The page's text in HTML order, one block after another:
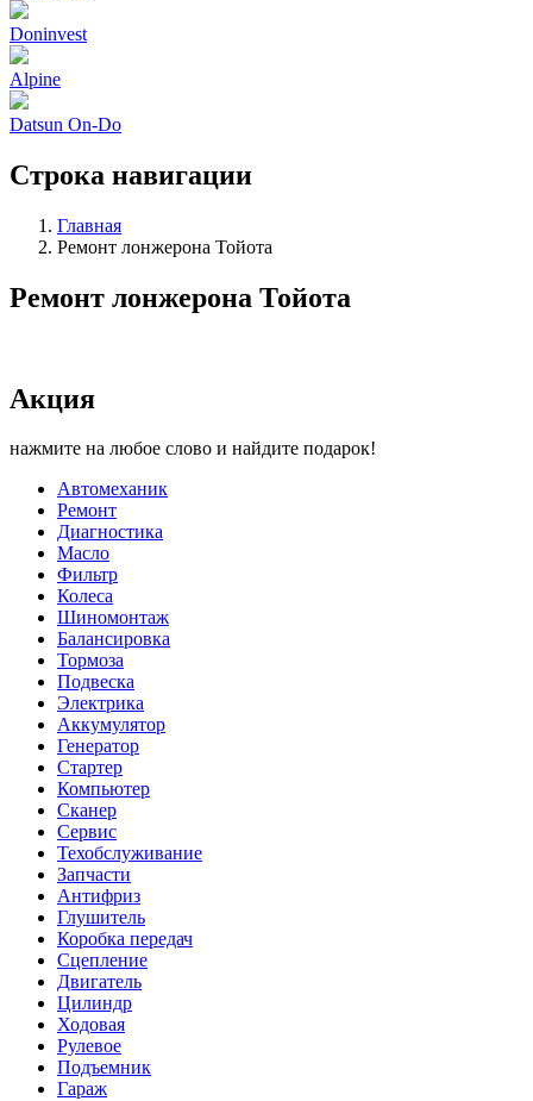
Doninvest
Alpine
Datsun On-Do
Строка навигации
Главная
Ремонт лонжерона Тойота
Ремонт лонжерона Тойота
Акция
нажмите на любое слово и найдите подарок!
Автомеханик
Ремонт
Диагностика
Масло
Фильтр
Колеса
Шиномонтаж
Балансировка
Тормоза
Подвеска
Электрика
Аккумулятор
Генератор
Стартер
Компьютер
Сканер
Сервис
Техобслуживание
Запчасти
Антифриз
Глушитель
Коробка передач
Сцепление
Двигатель
Цилиндр
Ходовая
Рулевое
Подъемник
Гараж